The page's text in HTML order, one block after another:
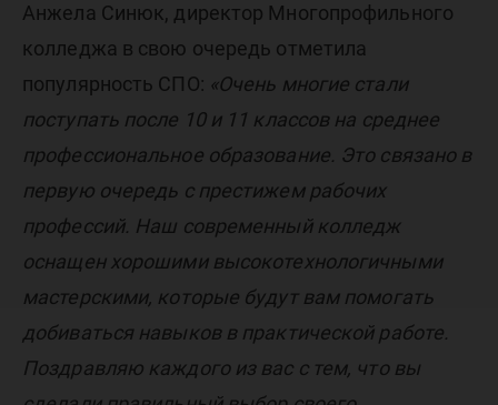
Анжела Синюк, директор Многопрофильного
колледжа в свою очередь отметила
популярность СПО: «Очень многие стали
поступать после 10 и 11 классов на среднее
профессиональное образование. Это связано в
первую очередь с престижем рабочих
профессий. Наш современный колледж
оснащен хорошими высокотехнологичными
мастерскими, которые будут вам помогать
добиваться навыков в практической работе.
Поздравляю каждого из вас с тем, что вы